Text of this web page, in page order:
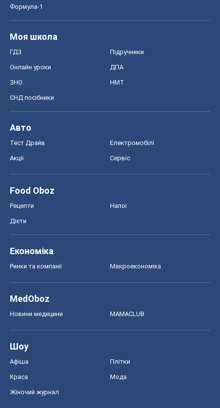
Формула-1
Моя школа
ГДЗ Підручники
Онлайн уроки ДПА
ЗНО НМТ
СНД посібники
Авто
Тест Драйв Електромобілі
Акції Сервіс
Food Oboz
Рецепти Напої
Дієти
Економіка
Ринки та компанії Макроекономіка
MedOboz
Новини медицини MAMACLUB
Шоу
Афіша Плітки
Краса Мода
Жіночий журнал